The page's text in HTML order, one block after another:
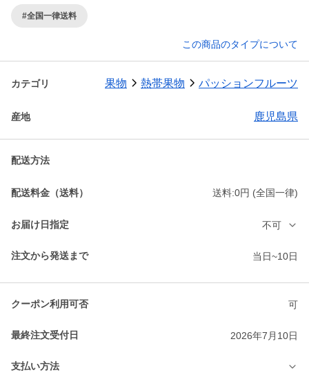
#全国一律送料
この商品のタイプについて
カテゴリ 果物 熱帯果物 パッションフルーツ
産地 鹿児島県
配送方法
配送料金（送料） 送料:0円 (全国一律)
お届け日指定 不可
注文から発送まで 当日~10日
クーポン利用可否 可
最終注文受付日 2026年7月10日
支払い方法